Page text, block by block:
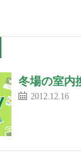
冬場の室内
2012.12.16